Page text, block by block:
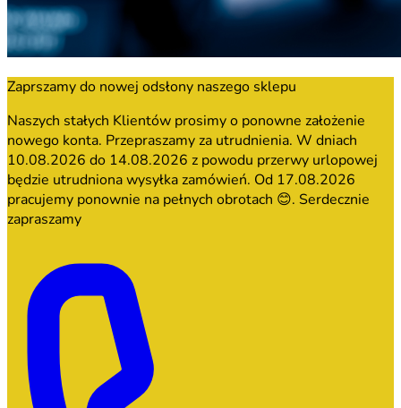
Zaprszamy do nowej odsłony naszego sklepu
Naszych stałych Klientów prosimy o ponowne założenie
nowego konta. Przepraszamy za utrudnienia. W dniach
10.08.2026 do 14.08.2026 z powodu przerwy urlopowej
będzie utrudniona wysyłka zamówień. Od 17.08.2026
pracujemy ponownie na pełnych obrotach 😊. Serdecznie
zapraszamy